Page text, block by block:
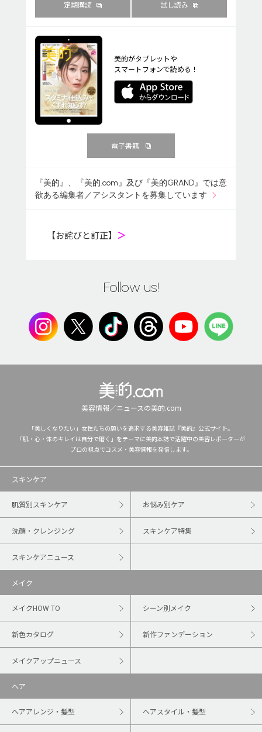
定期購読 試し読み
美的がタブレットや
スマートフォンで読める！
電子書籍
『美的』、『美的.com』及び『美的GRAND』では意
欲ある編集者／アシスタントを募集しています
【お詫びと訂正】 ＞
Follow us!
美容情報／ニュースの美的.com
「美しくなりたい」女性たちの願いを追求する美容雑誌『美的』公式サイト。
「肌・心・体のキレイは自分で磨く」をテーマに美的本誌で活躍中の美容レポーターが
プロの視点でコスメ・美容情報を発信します。
スキンケア
肌質別スキンケア お悩み別ケア
洗顔・クレンジング スキンケア特集
スキンケアニュース
メイク
メイクHOW TO シーン別メイク
新色カタログ 新作ファンデーション
メイクアップニュース
ヘア
ヘアアレンジ・髪型 ヘアスタイル・髪型